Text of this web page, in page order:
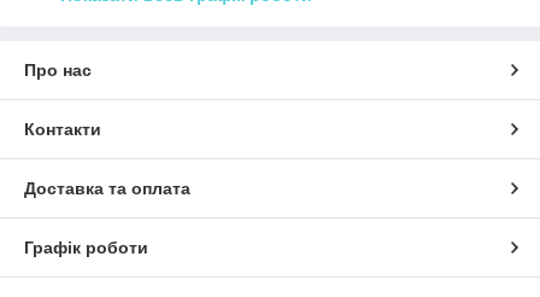
Про нас
Контакти
Доставка та оплата
Графік роботи